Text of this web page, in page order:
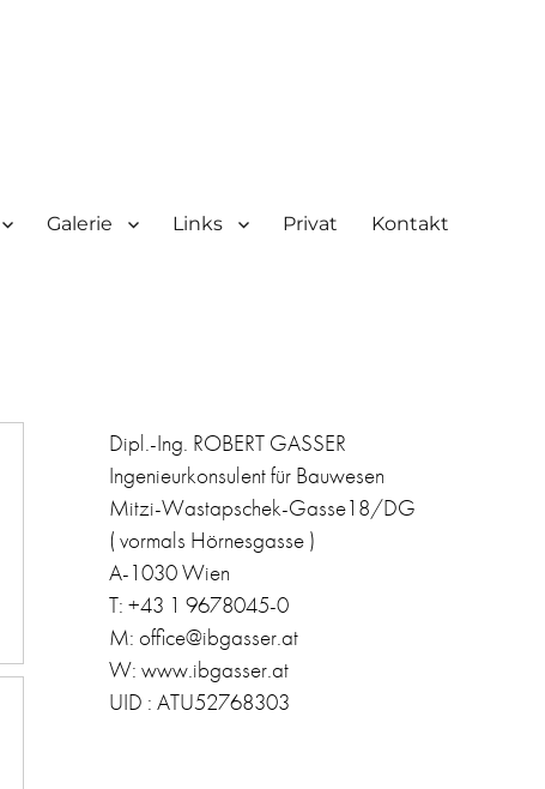
Galerie Links Privat Kontakt
Dipl.-Ing. ROBERT GASSER
Ingenieurkonsulent für Bauwesen
Mitzi-Wastapschek-Gasse18/DG
( vormals Hörnesgasse )
A-1030 Wien
T: +43 1 9678045-0
M: office@ibgasser.at
W: www.ibgasser.at
UID : ATU52768303